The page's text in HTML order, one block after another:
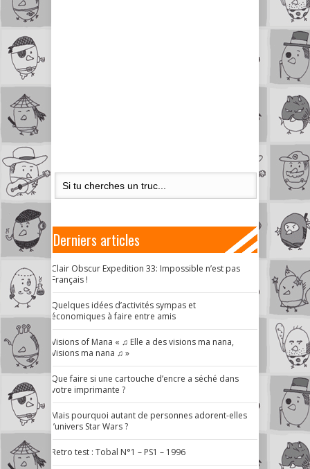
Derniers articles
Clair Obscur Expedition 33: Impossible n’est pas
Français !
Quelques idées d’activités sympas et
économiques à faire entre amis
Visions of Mana « ♫ Elle a des visions ma nana,
Visions ma nana ♫ »
Que faire si une cartouche d’encre a séché dans
votre imprimante ?
Mais pourquoi autant de personnes adorent-elles
l’univers Star Wars ?
Retro test : Tobal N°1 – PS1 – 1996